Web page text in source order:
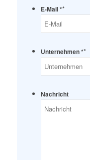
E-Mail **
Unternehmen **
Nachricht